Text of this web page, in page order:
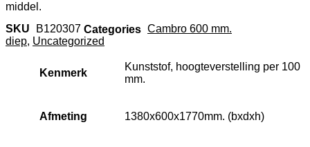
middel.
SKU
B120307 Categories Cambro 600 mm.
diep, Uncategorized
Kenmerk
Kunststof, hoogteverstelling per 100
mm.
Afmeting 1380x600x1770mm. (bxdxh)